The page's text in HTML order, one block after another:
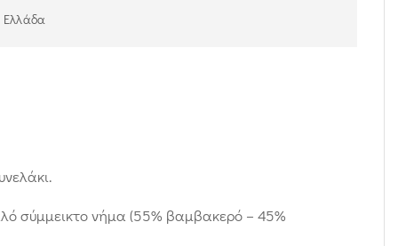
Ελλάδα
σύμμεικτο νήμα (55% βαμβακερό – 45%